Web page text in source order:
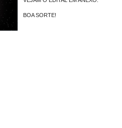
BOA SORTE!